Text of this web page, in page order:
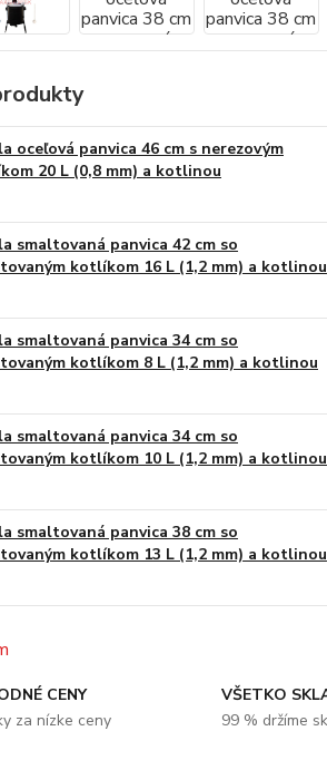
oceľová panvica 46 cm s nerezovým
20 L (0,8 mm) a kotlinou
smaltovaná panvica 42 cm so
kotlíkom 16 L (1,2 mm) a kotlinou
smaltovaná panvica 34 cm so
kotlíkom 8 L (1,2 mm) a kotlinou
smaltovaná panvica 34 cm so
kotlíkom 10 L (1,2 mm) a kotlinou
smaltovaná panvica 38 cm so
kotlíkom 13 L (1,2 mm) a kotlinou
CENY
za nízke ceny
VŠETKO
99 % držíme